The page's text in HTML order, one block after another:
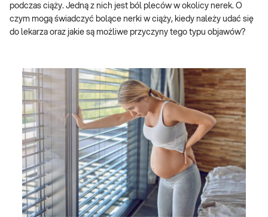
podczas ciąży. Jedną z nich jest ból pleców w okolicy nerek. O
czym mogą świadczyć bolące nerki w ciąży, kiedy należy udać się
do lekarza oraz jakie są możliwe przyczyny tego typu objawów?